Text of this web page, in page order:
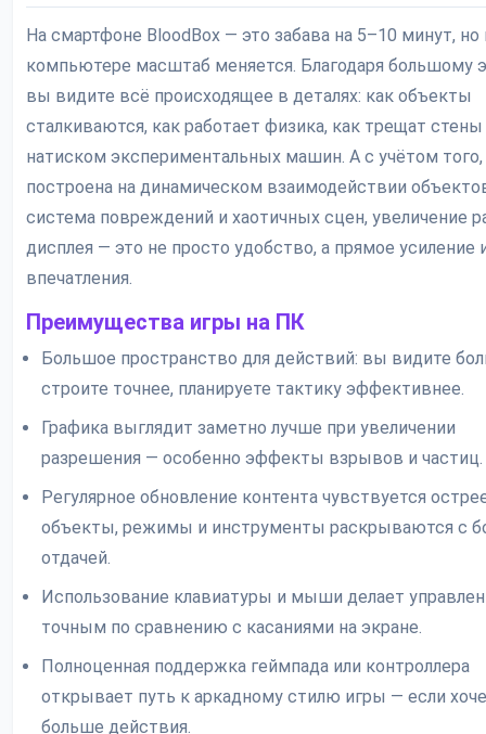
На смартфоне BloodBox — это забава на 5–10 минут, но
компьютере масштаб меняется. Благодаря большому
вы видите всё происходящее в деталях: как объекты
сталкиваются, как работает физика, как трещат
натиском экспериментальных машин. А с учётом того,
построена на динамическом взаимодействии
система повреждений и хаотичных сцен, увеличение
дисплея — это не просто удобство, а прямое усиление
впечатления.
Преимущества игры на ПК
Большое пространство для действий: вы видите
строите точнее, планируете тактику эффективнее.
Графика выглядит заметно лучше при увеличении
разрешения — особенно эффекты взрывов и частиц.
Регулярное обновление контента чувствуется
объекты, режимы и инструменты раскрываются с
отдачей.
Использование клавиатуры и мыши делает
точным по сравнению с касаниями на экране.
Полноценная поддержка геймпада или контроллера
открывает путь к аркадному стилю игры — если
больше действия.